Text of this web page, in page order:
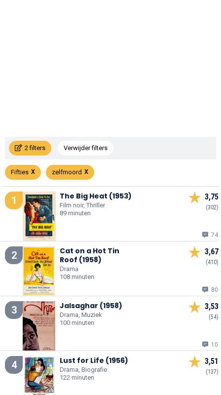
2 filters Verwijder filters
Fifties zelfmoord
1 The Big Heat (1953)
Film noir, Thriller
89 minuten
3,75
(302)
74
2
Cat on a Hot Tin
Roof (1958)
Drama
108 minuten
3,67
(410)
80
3 Jalsaghar (1958)
Drama, Muziek
100 minuten
3,53
(54)
10
4 Lust for Life (1956)
Drama, Biografie
122 minuten
3,51
(137)